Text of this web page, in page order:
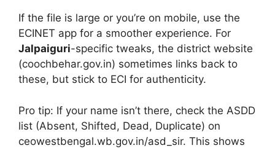
If the file is large or you’re on mobile, use the
ECINET app for a smoother experience. For
Jalpaiguri-specific tweaks, the district website
(coochbehar.gov.in) sometimes links back to
these, but stick to ECI for authenticity.
Pro tip: If your name isn’t there, check the ASDD
list (Absent, Shifted, Dead, Duplicate) on
ceowestbengal.wb.gov.in/asd_sir. This shows